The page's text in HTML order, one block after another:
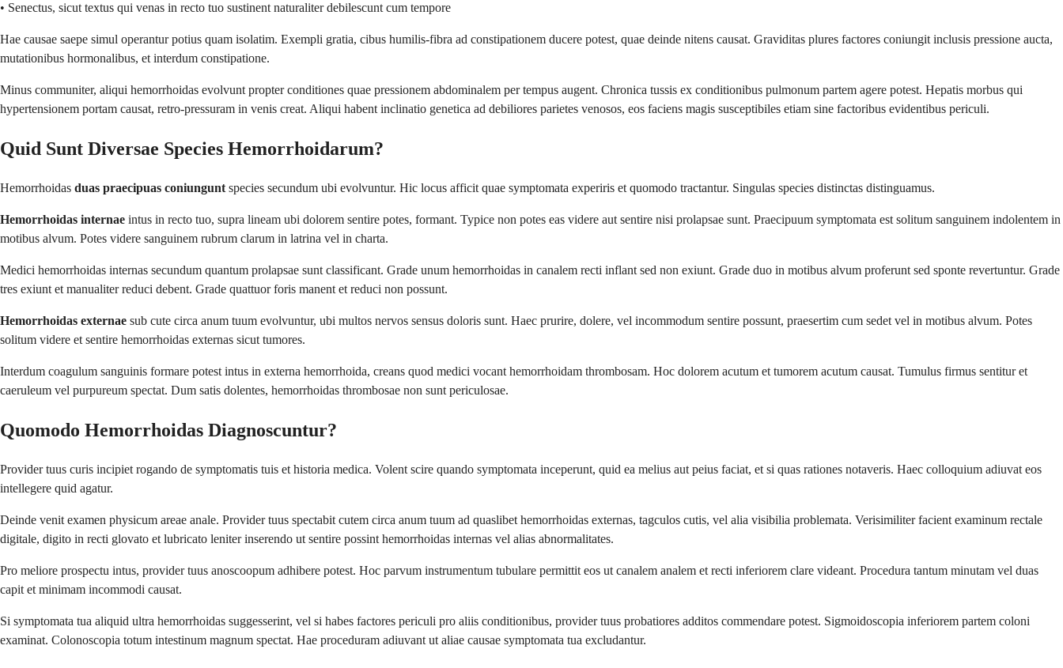
• Senectus, sicut textus qui venas in recto tuo sustinent naturaliter debilescunt cum tempore
Hae causae saepe simul operantur potius quam isolatim. Exempli gratia, cibus humilis-fibra ad constipationem ducere potest, quae deinde nitens causat. Graviditas plures factores coniungit inclusis pressione aucta,
mutationibus hormonalibus, et interdum constipatione.
Minus communiter, aliqui hemorrhoidas evolvunt propter conditiones quae pressionem abdominalem per tempus augent. Chronica tussis ex conditionibus pulmonum partem agere potest. Hepatis morbus qui
hypertensionem portam causat, retro-pressuram in venis creat. Aliqui habent inclinatio genetica ad debiliores parietes venosos, eos faciens magis susceptibiles etiam sine factoribus evidentibus periculi.
Quid Sunt Diversae Species Hemorrhoidarum?
Hemorrhoidas duas praecipuas coniungunt species secundum ubi evolvuntur. Hic locus afficit quae symptomata experiris et quomodo tractantur. Singulas species distinctas distinguamus.
Hemorrhoidas internae intus in recto tuo, supra lineam ubi dolorem sentire potes, formant. Typice non potes eas videre aut sentire nisi prolapsae sunt. Praecipuum symptomata est solitum sanguinem indolentem in
motibus alvum. Potes videre sanguinem rubrum clarum in latrina vel in charta.
Medici hemorrhoidas internas secundum quantum prolapsae sunt classificant. Grade unum hemorrhoidas in canalem recti inflant sed non exiunt. Grade duo in motibus alvum proferunt sed sponte revertuntur. Grade
tres exiunt et manualiter reduci debent. Grade quattuor foris manent et reduci non possunt.
Hemorrhoidas externae sub cute circa anum tuum evolvuntur, ubi multos nervos sensus doloris sunt. Haec prurire, dolere, vel incommodum sentire possunt, praesertim cum sedet vel in motibus alvum. Potes
solitum videre et sentire hemorrhoidas externas sicut tumores.
Interdum coagulum sanguinis formare potest intus in externa hemorrhoida, creans quod medici vocant hemorrhoidam thrombosam. Hoc dolorem acutum et tumorem acutum causat. Tumulus firmus sentitur et
caeruleum vel purpureum spectat. Dum satis dolentes, hemorrhoidas thrombosae non sunt periculosae.
Quomodo Hemorrhoidas Diagnoscuntur?
Provider tuus curis incipiet rogando de symptomatis tuis et historia medica. Volent scire quando symptomata inceperunt, quid ea melius aut peius faciat, et si quas rationes notaveris. Haec colloquium adiuvat eos
intellegere quid agatur.
Deinde venit examen physicum areae anale. Provider tuus spectabit cutem circa anum tuum ad quaslibet hemorrhoidas externas, tagculos cutis, vel alia visibilia problemata. Verisimiliter facient examinum rectale
digitale, digito in recti glovato et lubricato leniter inserendo ut sentire possint hemorrhoidas internas vel alias abnormalitates.
Pro meliore prospectu intus, provider tuus anoscoopum adhibere potest. Hoc parvum instrumentum tubulare permittit eos ut canalem analem et recti inferiorem clare videant. Procedura tantum minutam vel duas
capit et minimam incommodi causat.
Si symptomata tua aliquid ultra hemorrhoidas suggesserint, vel si habes factores periculi pro aliis conditionibus, provider tuus probatiores additos commendare potest. Sigmoidoscopia inferiorem partem coloni
examinat. Colonoscopia totum intestinum magnum spectat. Hae proceduram adiuvant ut aliae causae symptomata tua excludantur.